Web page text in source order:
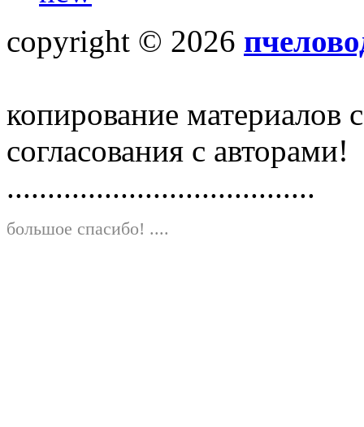
copyright © 2026
копирование материалов
согласования с авторами!
......................................
большое спасибо! ....